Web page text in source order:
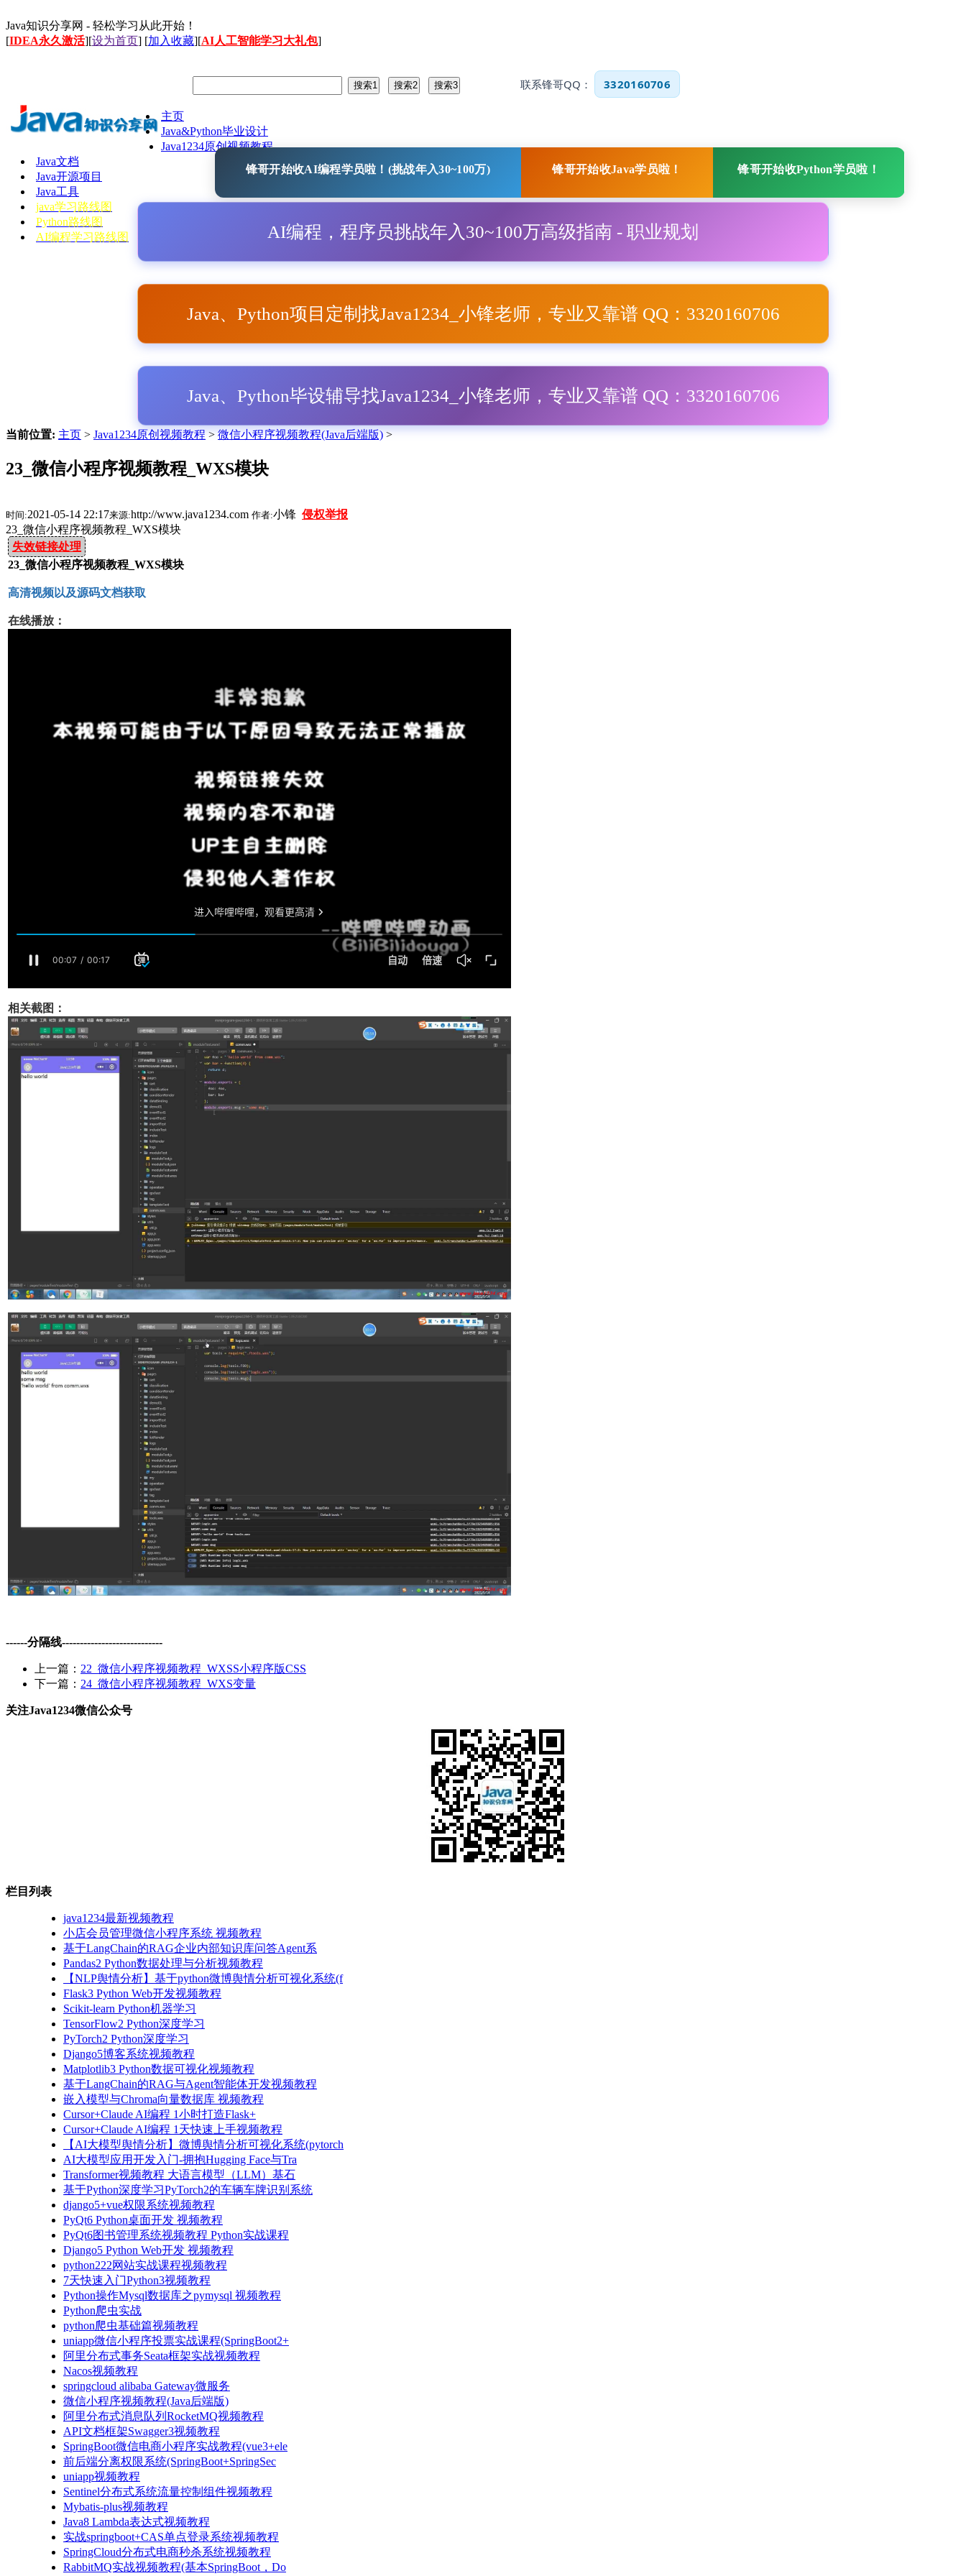
Java知识分享网 - 轻松学习从此开始！
[IDEA永久激活][设为首页] [加入收藏][AI人工智能学习大礼包]
联系锋哥QQ： 3320160706
主页
Java&Python毕业设计
Java1234原创视频教程
Java文档
Java开源项目
Java工具
java学习路线图
Python路线图
AI编程学习路线图
锋哥开始收AI编程学员啦！(挑战年入30~100万) 锋哥开始收Java学员啦！ 锋哥开始收Python学员啦！
AI编程，程序员挑战年入30~100万高级指南 - 职业规划
Java、Python项目定制找Java1234_小锋老师，专业又靠谱 QQ：3320160706
Java、Python毕设辅导找Java1234_小锋老师，专业又靠谱 QQ：3320160706
当前位置: 主页 > Java1234原创视频教程 > 微信小程序视频教程(Java后端版) >
23_微信小程序视频教程_WXS模块
时间:2021-05-14 22:17来源:http://www.java1234.com 作者:小锋 侵权举报
23_微信小程序视频教程_WXS模块
失效链接处理
23_微信小程序视频教程_WXS模块
高清视频以及源码文档获取
在线播放：
相关截图：
------分隔线----------------------------
上一篇： 22_微信小程序视频教程_WXSS小程序版CSS
下一篇： 24_微信小程序视频教程_WXS变量
关注Java1234微信公众号
栏目列表
java1234最新视频教程
小店会员管理微信小程序系统 视频教程
基于LangChain的RAG企业内部知识库问答Agent系
Pandas2 Python数据处理与分析视频教程
【NLP舆情分析】基于python微博舆情分析可视化系统(f
Flask3 Python Web开发视频教程
Scikit-learn Python机器学习
TensorFlow2 Python深度学习
PyTorch2 Python深度学习
Django5博客系统视频教程
Matplotlib3 Python数据可视化视频教程
基于LangChain的RAG与Agent智能体开发视频教程
嵌入模型与Chroma向量数据库 视频教程
Cursor+Claude AI编程 1小时打造Flask+
Cursor+Claude AI编程 1天快速上手视频教程
【AI大模型舆情分析】微博舆情分析可视化系统(pytorch
AI大模型应用开发入门-拥抱Hugging Face与Tra
Transformer视频教程 大语言模型（LLM）基石
基于Python深度学习PyTorch2的车辆车牌识别系统
django5+vue权限系统视频教程
PyQt6 Python桌面开发 视频教程
PyQt6图书管理系统视频教程 Python实战课程
Django5 Python Web开发 视频教程
python222网站实战课程视频教程
7天快速入门Python3视频教程
Python操作Mysql数据库之pymysql 视频教程
Python爬虫实战
python爬虫基础篇视频教程
uniapp微信小程序投票实战课程(SpringBoot2+
阿里分布式事务Seata框架实战视频教程
Nacos视频教程
springcloud alibaba Gateway微服务
微信小程序视频教程(Java后端版)
阿里分布式消息队列RocketMQ视频教程
API文档框架Swagger3视频教程
SpringBoot微信电商小程序实战教程(vue3+ele
前后端分离权限系统(SpringBoot+SpringSec
uniapp视频教程
Sentinel分布式系统流量控制组件视频教程
Mybatis-plus视频教程
Java8 Lambda表达式视频教程
实战springboot+CAS单点登录系统视频教程
SpringCloud分布式电商秒杀系统视频教程
RabbitMQ实战视频教程(基本SpringBoot，Do